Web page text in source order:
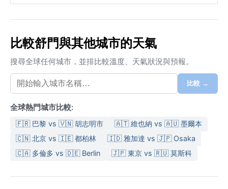
比較舒門與其他城市的天氣
搜尋全球任何城市，並排比較溫度、天氣狀況與預報。
比較 →
全球熱門城市比較:
🇫🇷 巴黎 vs 🇻🇳 胡志明市
🇦🇹 維也納 vs 🇦🇺 墨爾本
🇨🇳 北京 vs 🇮🇪 都柏林
🇮🇩 雅加達 vs 🇯🇵 Osaka
🇨🇦 多倫多 vs 🇩🇪 Berlin
🇯🇵 東京 vs 🇷🇺 莫斯科